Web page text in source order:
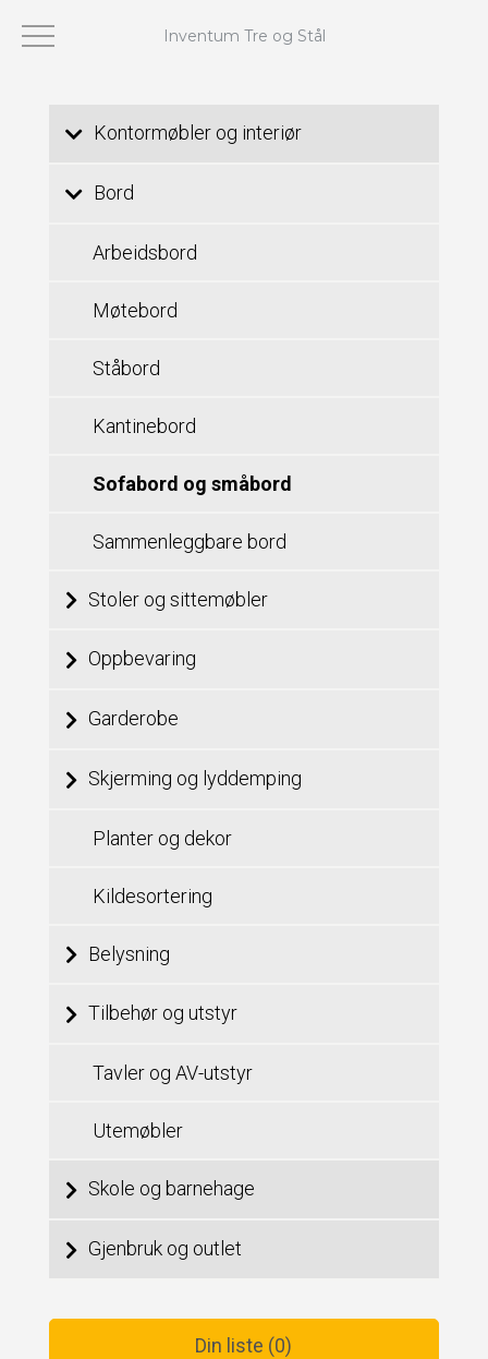
Kontormøbler og interiør
Bord
Arbeidsbord
Møtebord
Ståbord
Kantinebord
Sofabord og småbord
Sammenleggbare bord
Stoler og sittemøbler
Oppbevaring
Garderobe
Skjerming og lyddemping
Planter og dekor
Kildesortering
Belysning
Tilbehør og utstyr
Tavler og AV-utstyr
Utemøbler
Skole og barnehage
Gjenbruk og outlet
Din liste (0)
Inventum Tre og Stål